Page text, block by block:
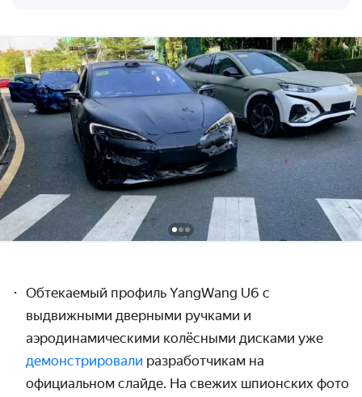
Обтекаемый профиль YangWang U6 с
выдвижными дверными ручками и
аэродинамическими колёсными дисками уже
демонстрировали разработчикам на
официальном слайде. На свежих шпионских фото